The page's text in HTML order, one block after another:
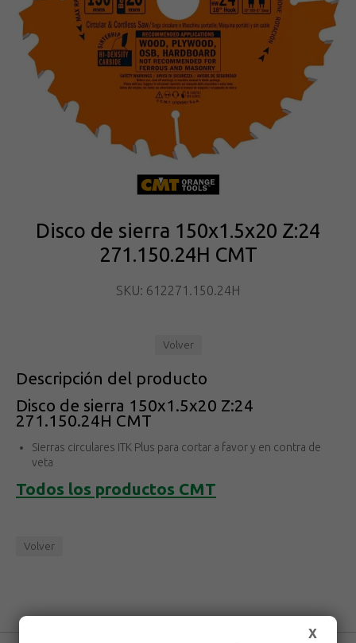
Disco de sierra 150x1.5x20 Z:24
271.150.24H CMT
SKU: 612271.150.24H
Volver
Descripción del producto
Disco de sierra 150x1.5x20 Z:24
271.150.24H CMT
Sierras circulares ITK Plus para cortar a favor y en contra de
veta
Todos los productos CMT
Volver
X